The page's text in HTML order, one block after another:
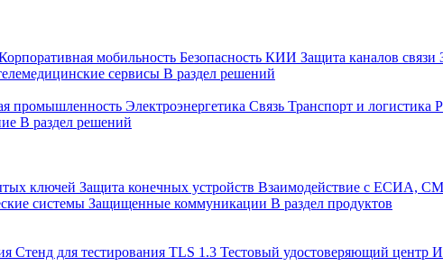
мобильность Безопасность КИИ Защита каналов связи
сервисы В раздел решений
промышленность Электроэнергетика Связь Транспорт и логистика
В раздел решений
ключей Защита конечных устройств Взаимодействие с ЕСИА,
системы Защищенные коммуникации В раздел продуктов
Стенд для тестирования TLS 1.3 Тестовый удостоверяющий центр